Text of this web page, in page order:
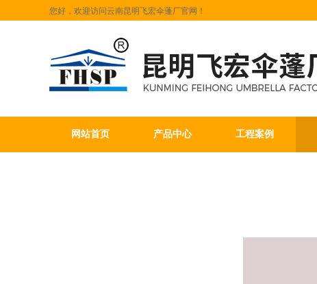
您好，欢迎访问云南昆明飞宏伞蓬厂官网！
网站首页 产品中心 工程案例